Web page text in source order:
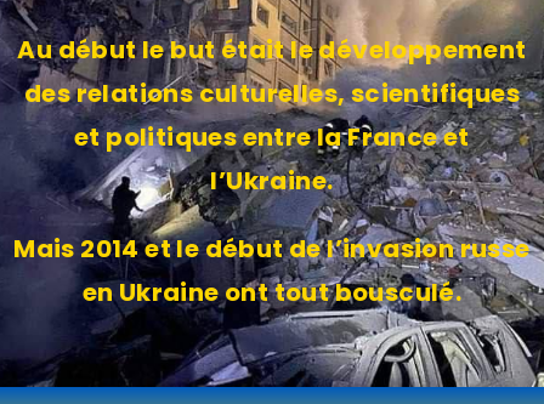
Au début le but était le développement
des relations culturelles, scientifiques
et politiques entre la France et
l’Ukraine.
Mais 2014 et le début de l’invasion russe
en Ukraine ont tout bousculé.